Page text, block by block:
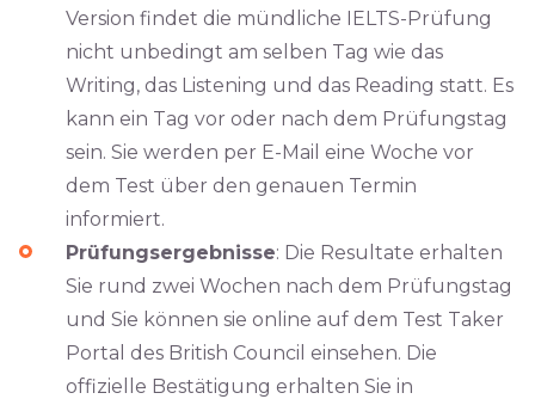
Version findet die mündliche IELTS-Prüfung
nicht unbedingt am selben Tag wie das
Writing, das Listening und das Reading statt. Es
kann ein Tag vor oder nach dem Prüfungstag
sein. Sie werden per E-Mail eine Woche vor
dem Test über den genauen Termin
informiert.
Prüfungsergebnisse: Die Resultate erhalten
Sie rund zwei Wochen nach dem Prüfungstag
und Sie können sie online auf dem Test Taker
Portal des British Council einsehen. Die
offizielle Bestätigung erhalten Sie in